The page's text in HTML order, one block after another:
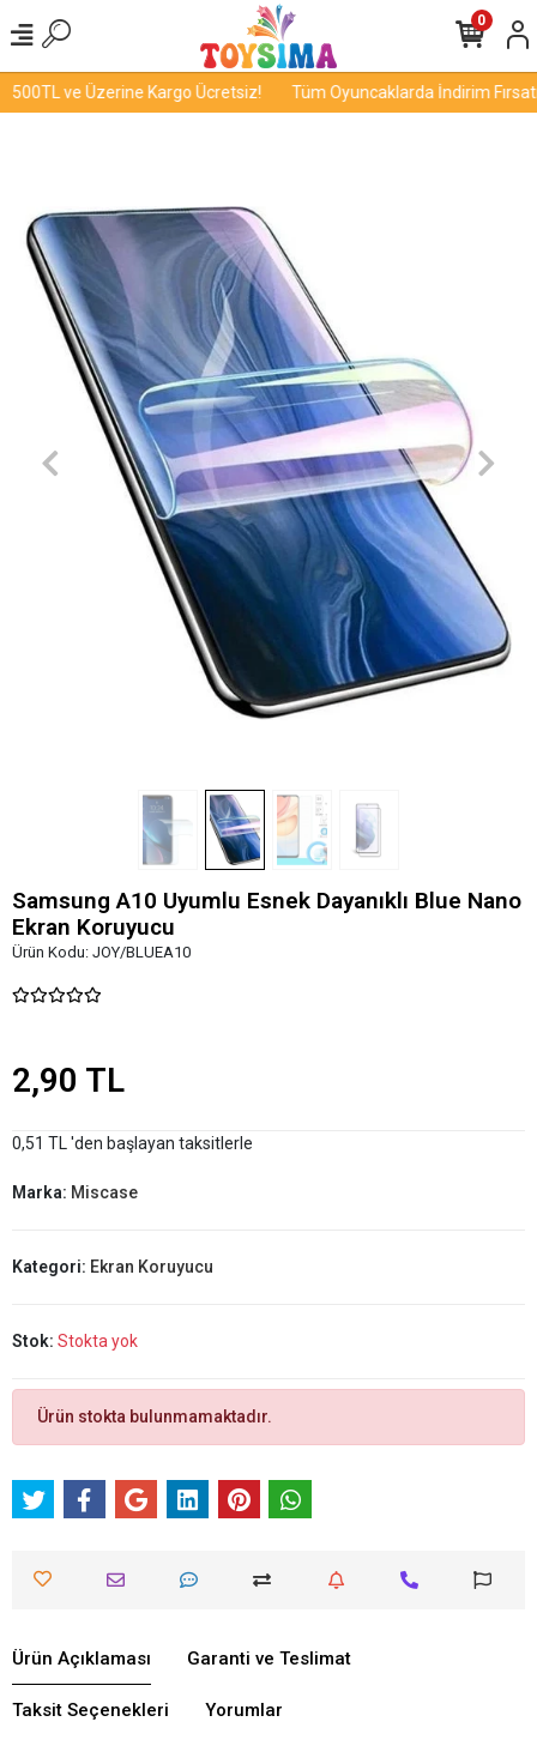
500TL ve Üzerine Kargo Ücretsiz! Tüm Oyuncaklarda İndirim Fırsatı
0
Samsung A10 Uyumlu Esnek Dayanıklı Blue Nano
Ekran Koruyucu
Ürün Kodu: JOY/BLUEA10
2,90 TL
0,51 TL 'den başlayan taksitlerle
Marka: Miscase
Kategori: Ekran Koruyucu
Stok: Stokta yok
Ürün stokta bulunmamaktadır.
Ürün Açıklaması Garanti ve Teslimat
Taksit Seçenekleri Yorumlar